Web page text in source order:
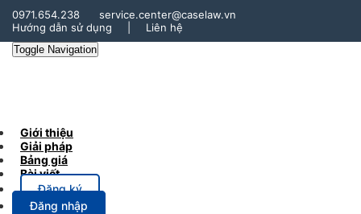
0971.654.238
service.center@caselaw.vn
Hướng dẫn sử dụng
Liên hệ
Toggle Navigation
Giới thiệu
Giải pháp
Bảng giá
Bài viết
Đăng ký
Đăng nhập